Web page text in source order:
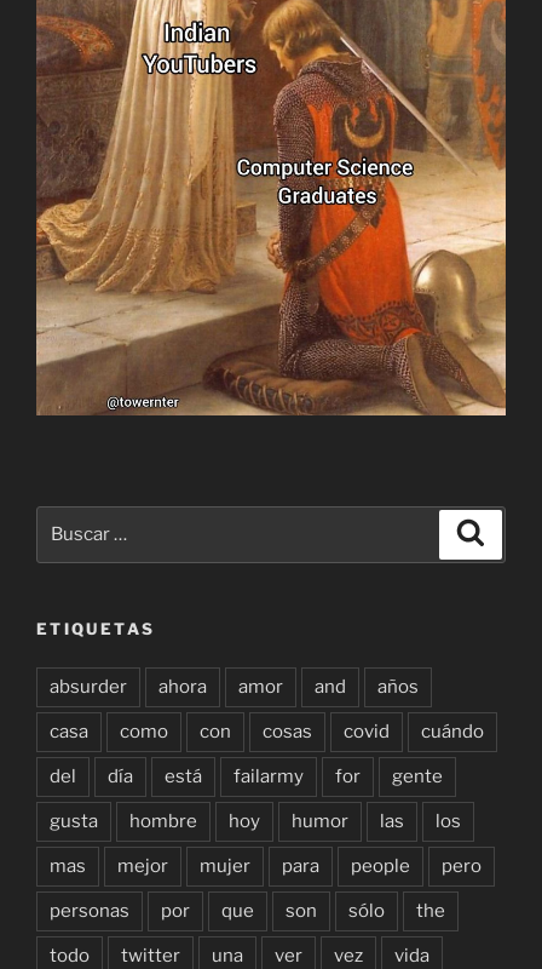
ETIQUETAS
absurder ahora amor and años
casa como con cosas covid cuándo
del día está failarmy for gente
gusta hombre hoy humor las los
mas mejor mujer para people pero
personas por que son sólo the
todo twitter una ver vez vida